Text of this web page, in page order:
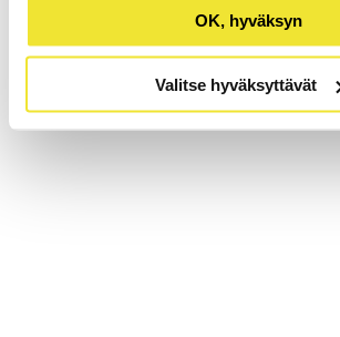
OK, hyväksyn
Valitse hyväksyttävät